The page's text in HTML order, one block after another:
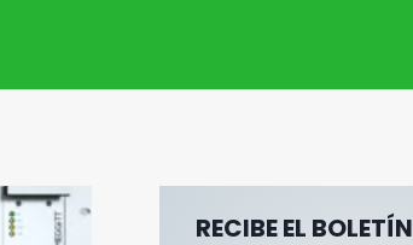
RECIBE EL BOLETÍN